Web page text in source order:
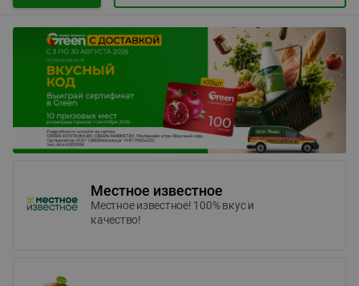
Местное известное
Местное известное! 100% вкус и
качество!